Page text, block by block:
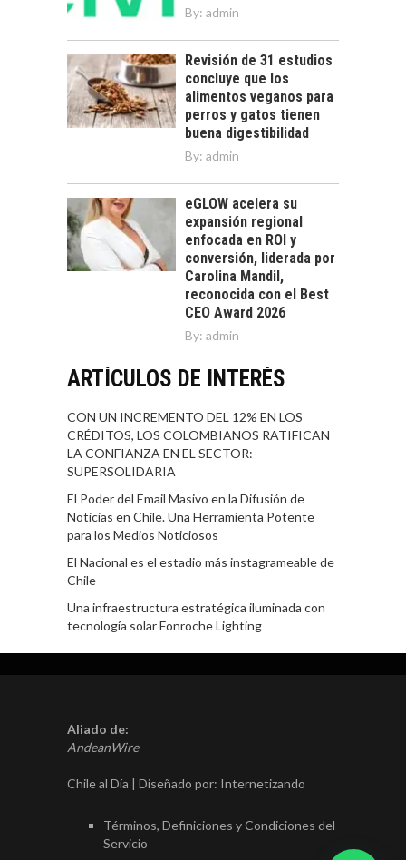
By: admin
Revisión de 31 estudios
concluye que los
alimentos veganos para
perros y gatos tienen
buena digestibilidad
By: admin
eGLOW acelera su
expansión regional
enfocada en ROI y
conversión, liderada por
Carolina Mandil,
reconocida con el Best
CEO Award 2026
By: admin
ARTÍCULOS DE INTERÉS
CON UN INCREMENTO DEL 12% EN LOS
CRÉDITOS, LOS COLOMBIANOS RATIFICAN
LA CONFIANZA EN EL SECTOR:
SUPERSOLIDARIA
El Poder del Email Masivo en la Difusión de
Noticias en Chile. Una Herramienta Potente
para los Medios Noticiosos
El Nacional es el estadio más instagrameable de
Chile
Una infraestructura estratégica iluminada con
tecnología solar Fonroche Lighting
Aliado de:
AndeanWire
Chile al Día | Diseñado por: Internetizando
Términos, Definiciones y Condiciones del
Servicio